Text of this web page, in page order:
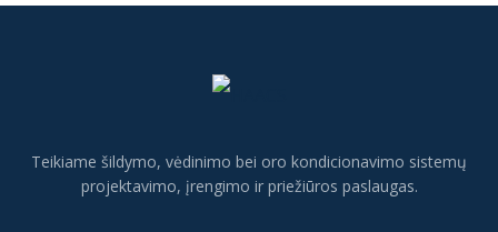
Teikiame šildymo, vėdinimo bei oro kondicionavimo sistemų
projektavimo, įrengimo ir priežiūros paslaugas.